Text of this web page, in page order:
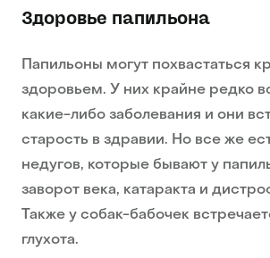
Здоровье папильона
Папильоны могут похвастаться
здоровьем. У них крайне редко
какие-либо заболевания и они
старость в здравии. Но все же
недугов, которые бывают у
заворот века, катаракта и
Также у собак-бабочек
глухота.